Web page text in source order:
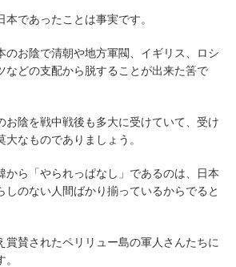
であったことは事実です。
のお陰で清朝や地方軍閥、イギリス、ロシ
などの支配から脱することが出来た筈で
お陰を戦中戦後も多大に受けていて、受け
なものでありましょう。
から「やられっぱなし」であるのは、日本
しのない人間ばかり揃っているからでると
賞賛されたペリリュー島の軍人さんたちに